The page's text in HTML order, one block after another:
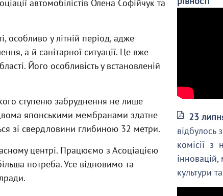
автомобілістів Олена Софійчук та
особливо у літній період, адже
а й санітарної ситуації. Це вже
Його особливість у встановленій
ступеню забруднення не лише
японськими мембранами здатне
зі свердловини глибиною 32 метри.
центрі. Працюємо з Асоціацією
потреба. Усе відновимо та
23
відбулось
комісії з
інновацій,
культури